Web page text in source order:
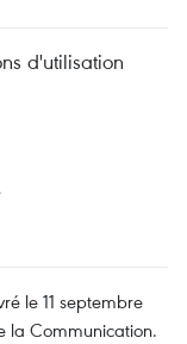
d'utilisation
le 11 septembre
la Communication.